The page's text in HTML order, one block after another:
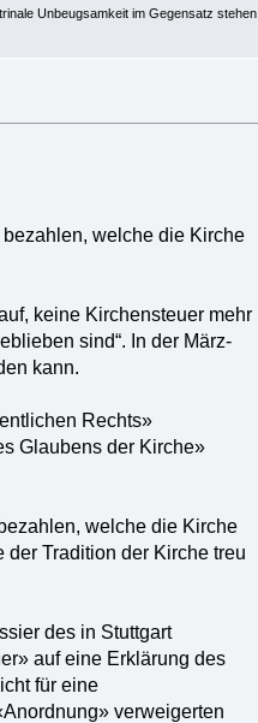
Unbeugsamkeit im Gegensatz stehen
welche die Kirche
keine Kirchensteuer mehr
sind“. In der März-
kann.
Rechts»
Glaubens der Kirche»
welche die Kirche
Tradition der Kirche treu
des in Stuttgart
auf eine Erklärung des
für eine
verweigerten